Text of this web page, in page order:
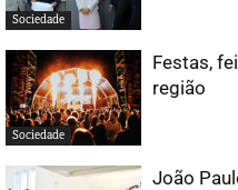
Sociedade
Sociedade
Festas,
região
João